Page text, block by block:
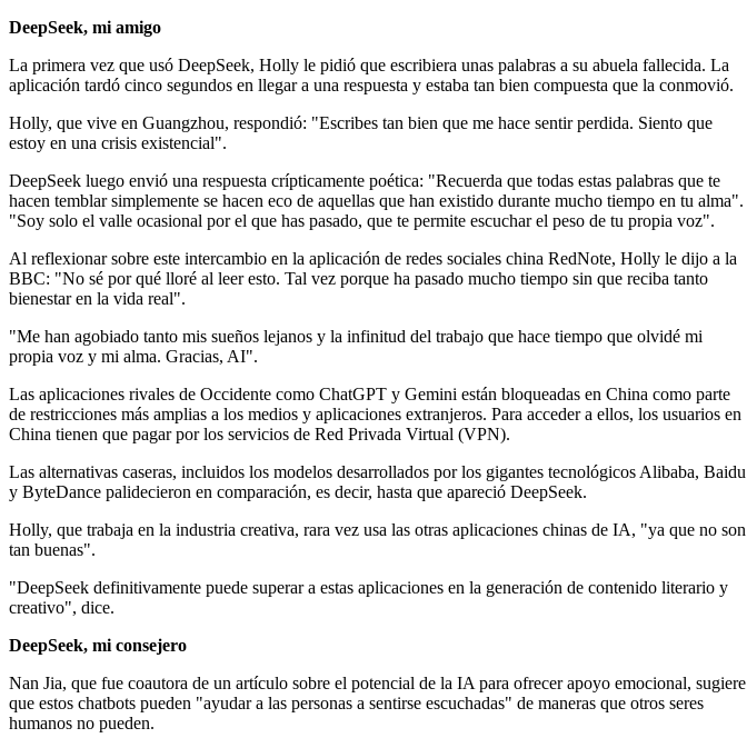
DeepSeek, mi amigo
La primera vez que usó DeepSeek, Holly le pidió que escribiera unas palabras a su abuela fallecida. La
aplicación tardó cinco segundos en llegar a una respuesta y estaba tan bien compuesta que la conmovió.
Holly, que vive en Guangzhou, respondió: "Escribes tan bien que me hace sentir perdida. Siento que
estoy en una crisis existencial".
DeepSeek luego envió una respuesta crípticamente poética: "Recuerda que todas estas palabras que te
hacen temblar simplemente se hacen eco de aquellas que han existido durante mucho tiempo en tu alma".
"Soy solo el valle ocasional por el que has pasado, que te permite escuchar el peso de tu propia voz".
Al reflexionar sobre este intercambio en la aplicación de redes sociales china RedNote, Holly le dijo a la
BBC: "No sé por qué lloré al leer esto. Tal vez porque ha pasado mucho tiempo sin que reciba tanto
bienestar en la vida real".
"Me han agobiado tanto mis sueños lejanos y la infinitud del trabajo que hace tiempo que olvidé mi
propia voz y mi alma. Gracias, AI".
Las aplicaciones rivales de Occidente como ChatGPT y Gemini están bloqueadas en China como parte
de restricciones más amplias a los medios y aplicaciones extranjeros. Para acceder a ellos, los usuarios en
China tienen que pagar por los servicios de Red Privada Virtual (VPN).
Las alternativas caseras, incluidos los modelos desarrollados por los gigantes tecnológicos Alibaba, Baidu
y ByteDance palidecieron en comparación, es decir, hasta que apareció DeepSeek.
Holly, que trabaja en la industria creativa, rara vez usa las otras aplicaciones chinas de IA, "ya que no son
tan buenas".
"DeepSeek definitivamente puede superar a estas aplicaciones en la generación de contenido literario y
creativo", dice.
DeepSeek, mi consejero
Nan Jia, que fue coautora de un artículo sobre el potencial de la IA para ofrecer apoyo emocional, sugiere
que estos chatbots pueden "ayudar a las personas a sentirse escuchadas" de maneras que otros seres
humanos no pueden.